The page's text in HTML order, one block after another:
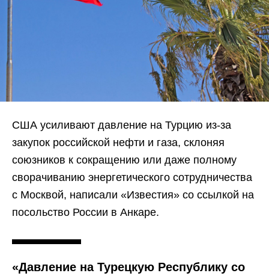
США усиливают давление на Турцию из-за
закупок российской нефти и газа, склоняя
союзников к сокращению или даже полному
сворачиванию энергетического сотрудничества
с Москвой, написали «Известия» со ссылкой на
посольство России в Анкаре.
«Давление на Турецкую Республику со